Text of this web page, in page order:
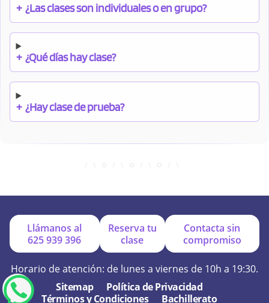
+ ¿Las clases son individuales o en grupo?
+ ¿Qué días hay clase?
+ ¿Hay clase de prueba?
+ ¿Por qué online?
Llámanos al
625 939 396
Reserva tu
clase
Contacta sin
compromiso
Horario de atención: de lunes a viernes de 10h a 19:30.
Sitemap
Política de Privacidad
Términos y Condiciones
Bachillerato